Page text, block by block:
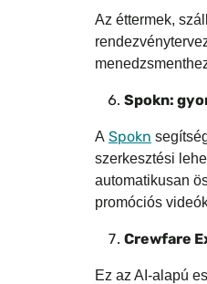
Az éttermek,
Spokn:
A Spokn
szerkesztési
automatikusan
promóciós
Crewfare
Ez az AI-alapú